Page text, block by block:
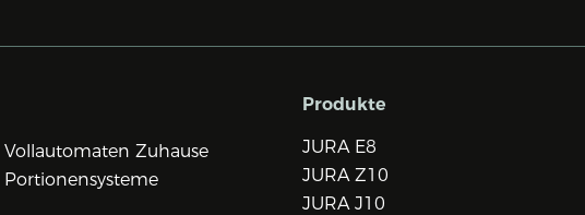
Vollautomaten Zuhause
Portionensysteme
Produkte
JURA E8
JURA Z10
JURA J10